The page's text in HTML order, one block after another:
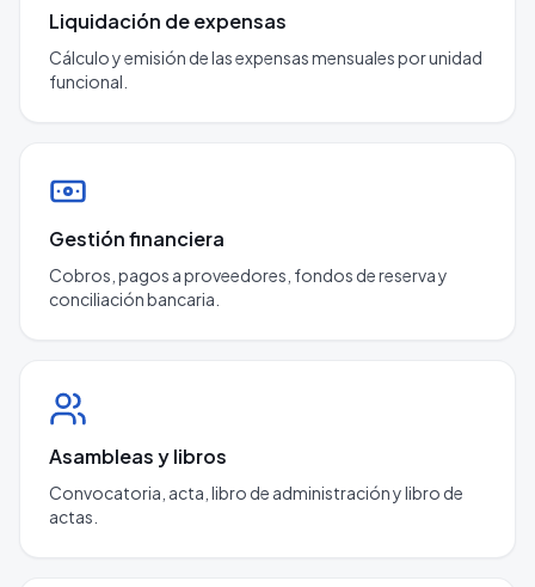
Liquidación de expensas
Cálculo y emisión de las expensas mensuales por unidad
funcional.
Gestión financiera
Cobros, pagos a proveedores, fondos de reserva y
conciliación bancaria.
Asambleas y libros
Convocatoria, acta, libro de administración y libro de
actas.